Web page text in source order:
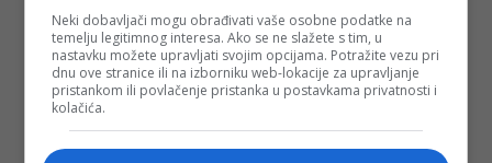
Neki dobavljači mogu obrađivati vaše osobne podatke na
temelju legitimnog interesa. Ako se ne slažete s tim, u
nastavku možete upravljati svojim opcijama. Potražite vezu pri
dnu ove stranice ili na izborniku web-lokacije za upravljanje
pristankom ili povlačenje pristanka u postavkama privatnosti i
kolačića.